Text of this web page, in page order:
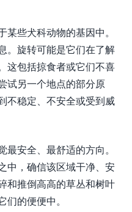
些犬科动物的基因中。
。旋转可能是它们在了解
这包括掠食者或它们不喜
试另一个地点的部分原
不稳定、不安全或受到威
安全、最舒适的方向。
中，确信该区域干净、安
和推倒高高的草丛和树叶
的便便中。